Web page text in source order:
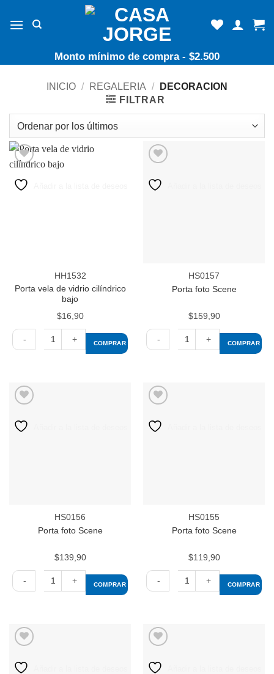
Monto mínimo de compra - $2.500
INICIO / REGALERIA /
DECORACION
FILTRAR
HH1532
Porta vela de vidrio cilíndrico
bajo
$16,90
de
vidrio
bajo
cantidad
COMPRAR
HS0157
Porta foto Scene
$159,90
Scene
cantidad
COMPRAR
HS0156
Porta foto Scene
$139,90
Scene
cantidad
COMPRAR
HS0155
Porta foto Scene
$119,90
Scene
cantidad
COMPRAR